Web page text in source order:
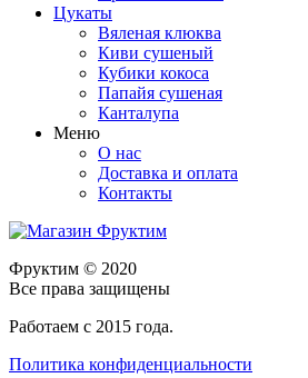
Цукаты
Вяленая клюква
Киви сушеный
Кубики кокоса
Папайя сушеная
Канталупа
Меню
О нас
Доставка и оплата
Контакты
Фруктим © 2020
Все права защищены
Работаем с 2015 года.
Политика конфиденциальности